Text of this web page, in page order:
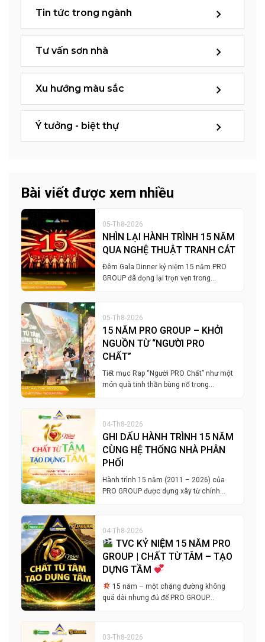
Tin tức trong ngành
Tư vấn sơn nhà
Xu hướng màu sắc
Ý tưởng - biệt thự
Bài viết được xem nhiều
05-Th8-2026
NHÌN LẠI HÀNH TRÌNH 15 NĂM
QUA NGHỆ THUẬT TRANH CÁT
Đêm Gala Dinner kỷ niệm 15 năm PRO
GROUP đã đọng lại trọn vẹn trong…
05-Th8-2026
15 NĂM PRO GROUP – KHỞI
NGUỒN TỪ “NGƯỜI PRO
CHẤT”
Tiết mục Rap “Người PRO Chất” như một
món quà tinh thần bùng nổ trong…
04-Th8-2026
GHI DẤU HÀNH TRÌNH 15 NĂM
CÙNG HỆ THỐNG NHÀ PHÂN
PHỐI
Hành trình 15 năm (2011 – 2026) của
PRO GROUP được dựng xây từ chính…
04-Th8-2026
TVC KỶ NIỆM 15 NĂM PRO
GROUP | CHẤT TỪ TÂM – TẠO
DỰNG TẦM
15 năm – một chặng đường không
quá dài nhưng đủ để PRO GROUP…
03-Th8-2026